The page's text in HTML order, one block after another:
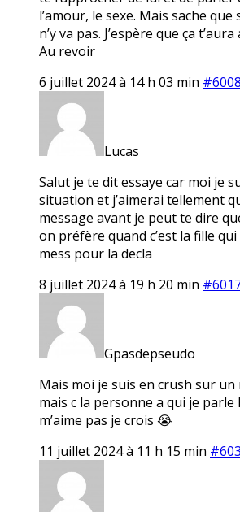
l’amour, le sexe. Mais sache
n’y va pas. J’espère que ça t’aura
Au revoir
6 juillet 2024 à 14 h 03 min
Lucas
Salut je te dit essaye car moi je
situation et j’aimerai tellement
message avant je peut te dire
on préfère quand c’est la fille
mess pour la decla
8 juillet 2024 à 19 h 20 min
Gpasdepseudo
Mais moi je suis en crush sur un
mais c la personne a qui je parle
m’aime pas je crois 😭
11 juillet 2024 à 11 h 15 min